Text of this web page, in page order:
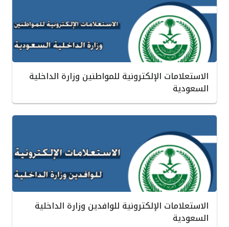
الاستعلامات الإلكترونية للمواطنين وزارة الداخلية
السعودية
الاستعلامات الإلكترونية للوافدين وزارة الداخلية
السعودية